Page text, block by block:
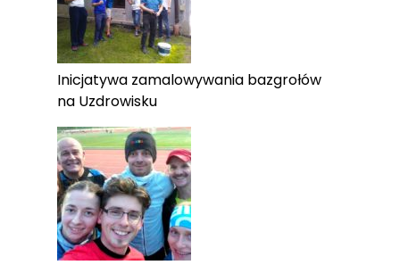
Inicjatywa zamalowywania bazgrołów
na Uzdrowisku